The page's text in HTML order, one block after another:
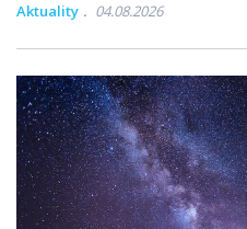
Aktuality 04.08.2026